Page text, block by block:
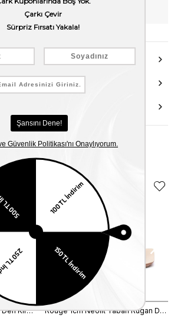
WhatsApp’tan Bilgi Al
Benzer Ürünler
Rouge 1cm Neolit Taban Deri Kırmızı Kadın Terlik 0197-169 Rouge 1cm Neolit Taban Rugan Deri Nude Kadın Terlik 0197-169